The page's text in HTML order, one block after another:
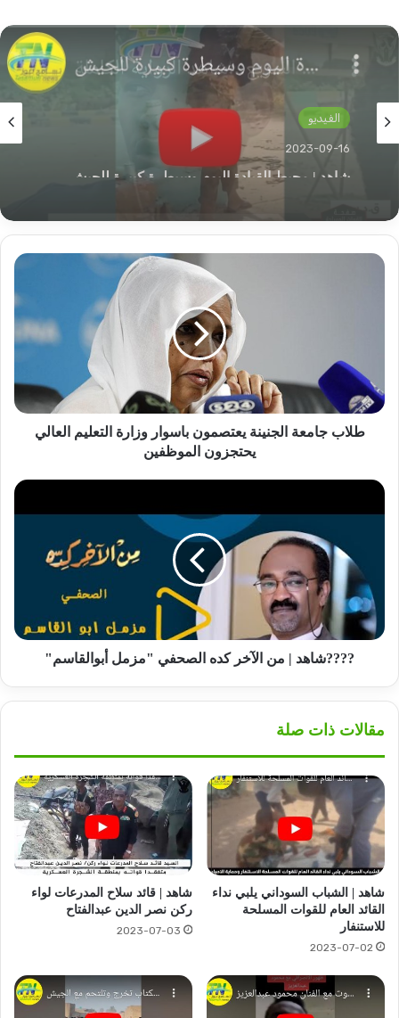
الفيديو
2023-09-16
شاهد | محيط القيادة اليوم وسيطرة كبيرة للجيش
الفيديو
بعد أن ظهر في كبري توتي بوصفه طبيب…الشاب
مازن الفاتح يفضح الدعم السريع
طلاب
التعليم
العالي
يحتجزون
الموظفين
طلاب جامعة الجنينة يعتصمون باسوار وزارة التعليم العالي
يحتجزون الموظفين
????
كده
الصحفي
"مزمل
أبوالقاسم"
????شاهد | من الآخر كده الصحفي "مزمل أبوالقاسم"
مقالات ذات صلة
شاهد | الشباب السوداني يلبي نداء
القائد العام للقوات المسلحة
للاستنفار
2023-07-02
شاهد | قائد سلاح المدرعات لواء
ركن نصر الدين عبدالفتاح
2023-07-03